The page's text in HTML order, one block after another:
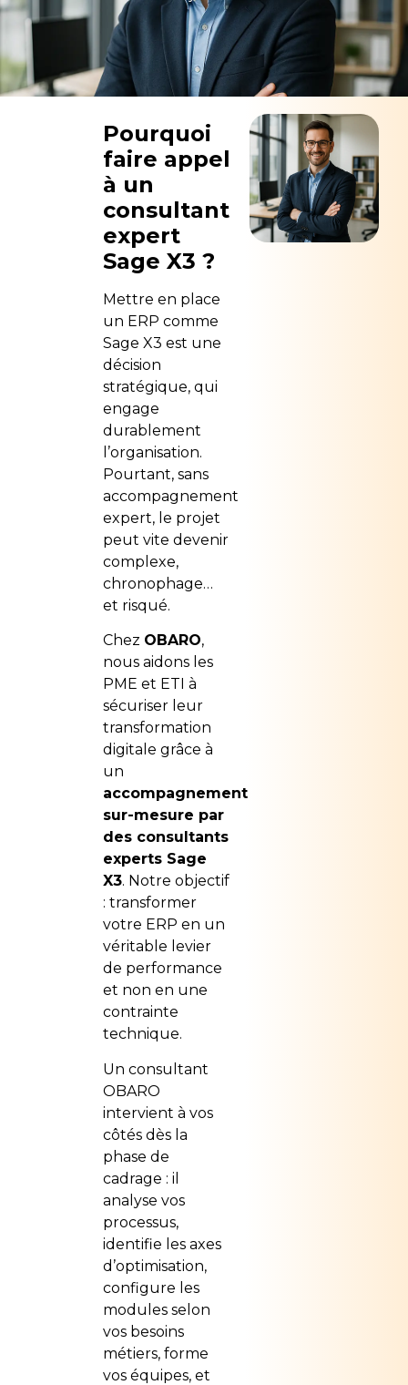
Pourquoi
faire appel
à un
consultant
expert
Sage X3 ?
Mettre en place
un ERP comme
Sage X3 est une
décision
stratégique, qui
engage
durablement
l’organisation.
Pourtant, sans
accompagnement
expert, le projet
peut vite devenir
complexe,
chronophage…
et risqué.
Chez OBARO,
nous aidons les
PME et ETI à
sécuriser leur
transformation
digitale grâce à
un
accompagnement
sur-mesure par
des consultants
experts Sage
X3. Notre objectif
: transformer
votre ERP en un
véritable levier
de performance
et non en une
contrainte
technique.
Un consultant
OBARO
intervient à vos
côtés dès la
phase de
cadrage : il
analyse vos
processus,
identifie les axes
d’optimisation,
configure les
modules selon
vos besoins
métiers, forme
vos équipes, et